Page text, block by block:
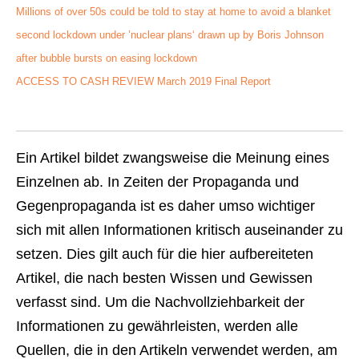
Millions of over 50s could be told to stay at home to avoid a blanket
second lockdown under ’nuclear plans‘ drawn up by Boris Johnson
after bubble bursts on easing lockdown
ACCESS TO CASH REVIEW March 2019 Final Report
Ein Artikel bildet zwangsweise die Meinung eines
Einzelnen ab. In Zeiten der Propaganda und
Gegenpropaganda ist es daher umso wichtiger
sich mit allen Informationen kritisch auseinander zu
setzen. Dies gilt auch für die hier aufbereiteten
Artikel, die nach besten Wissen und Gewissen
verfasst sind. Um die Nachvollziehbarkeit der
Informationen zu gewährleisten, werden alle
Quellen, die in den Artikeln verwendet werden, am